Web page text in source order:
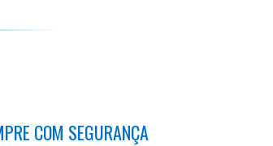
COM SEGURANÇA